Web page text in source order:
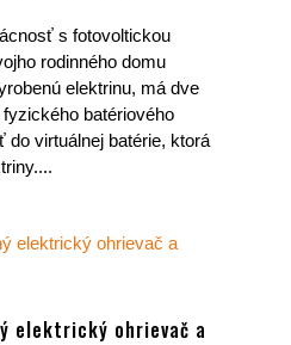
s fotovoltickou
rodinného domu
elektrinu, má dve
batériového
do virtuálnej batérie, ktorá
elektrický ohrievač a